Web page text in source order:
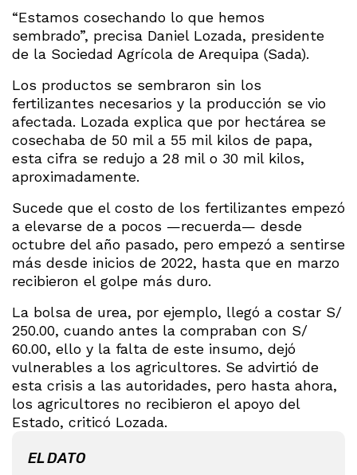
“Estamos cosechando lo que hemos
sembrado”, precisa Daniel Lozada, presidente
de la Sociedad Agrícola de Arequipa (Sada).
Los productos se sembraron sin los
fertilizantes necesarios y la producción se vio
afectada. Lozada explica que por hectárea se
cosechaba de 50 mil a 55 mil kilos de papa,
esta cifra se redujo a 28 mil o 30 mil kilos,
aproximadamente.
Sucede que el costo de los fertilizantes empezó
a elevarse de a pocos —recuerda— desde
octubre del año pasado, pero empezó a sentirse
más desde inicios de 2022, hasta que en marzo
recibieron el golpe más duro.
La bolsa de urea, por ejemplo, llegó a costar S/
250.00, cuando antes la compraban con S/
60.00, ello y la falta de este insumo, dejó
vulnerables a los agricultores. Se advirtió de
esta crisis a las autoridades, pero hasta ahora,
los agricultores no recibieron el apoyo del
Estado, criticó Lozada.
EL DATO